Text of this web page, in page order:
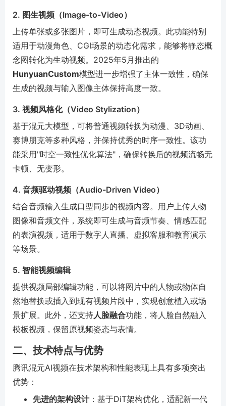
2. 图生视频（Image-to-Video）
上传单张或多张图片，即可生成动态视频。此功能特别
适用于动漫角色、CGI场景的动态化需求，能够将静态概
念图转化为生动视频。2025年5月推出的
HunyuanCustom模型进一步增强了主体一致性，确保
生成的视频与输入图像主体保持高度一致。
3. 视频风格化（Video Stylization）
基于混元大模型，可将普通视频转换为动漫、3D动画、
赛博朋克等多种风格，并保持优秀的时序一致性。该功
能采用"时空一致性优化算法"，确保转换后的视频流畅无
卡顿、无变形。
4. 音频驱动视频（Audio-Driven Video）
结合音频输入生成口型同步的视频内容。用户上传人物
图像和音频文件，系统即可生成与音频节奏、情感匹配
的表演视频，适用于数字人直播、虚拟客服和教育演示
等场景。
5. 智能视频编辑
提供视频局部编辑功能，可以将图片中的人物或物体自
然地替换或插入到现有视频片段中，实现创意植入或场
景扩展。此外，还支持人脸融合功能，将人脸自然融入
模板视频，保留原视频姿态与表情。
二、技术特点与优势
腾讯混元AI视频在技术架构和性能表现上具有多项突出
优势：
先进的架构设计：基于DiT架构优化，适配新一代